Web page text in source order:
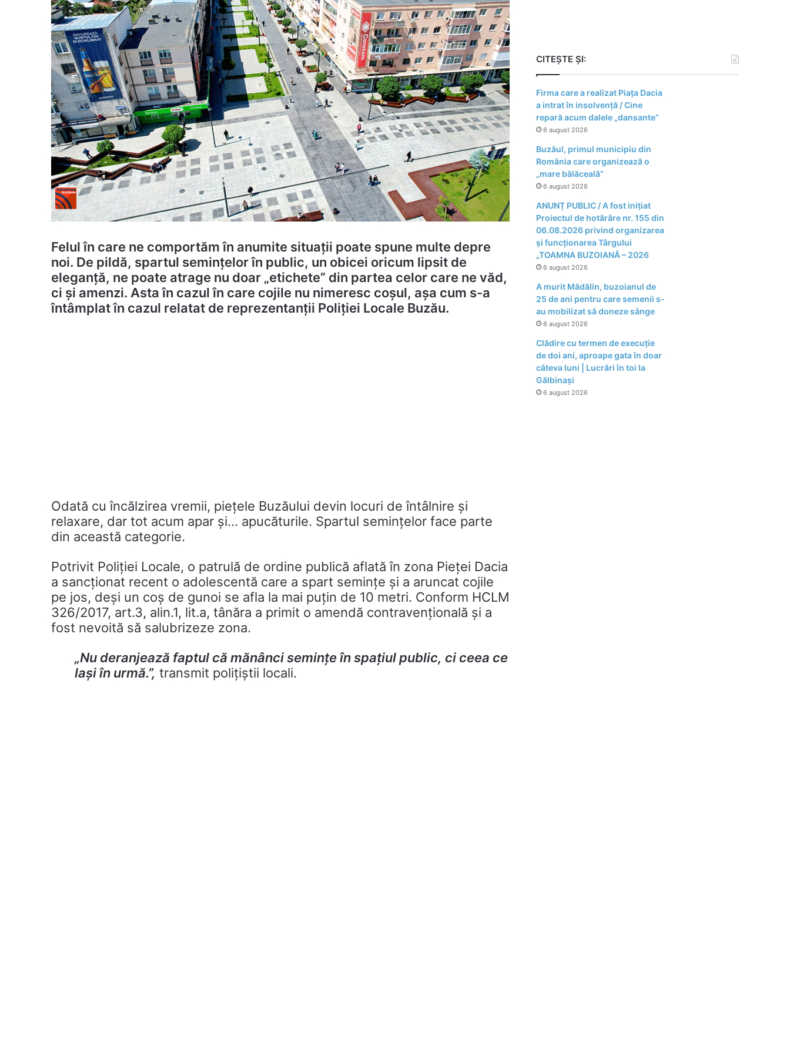
Felul în care ne comportăm în anumite situații poate spune multe depre
noi. De pildă, spartul semințelor în public, un obicei oricum lipsit de
eleganță, ne poate atrage nu doar „etichete” din partea celor care ne văd,
ci și amenzi. Asta în cazul în care cojile nu nimeresc coșul, așa cum s-a
întâmplat în cazul relatat de reprezentanții Poliției Locale Buzău.
Odată cu încălzirea vremii, piețele Buzăului devin locuri de întâlnire și
relaxare, dar tot acum apar și… apucăturile. Spartul semințelor face parte
din această categorie.
Potrivit Poliției Locale, o patrulă de ordine publică aflată în zona Pieței Dacia
a sancționat recent o adolescentă care a spart semințe și a aruncat cojile
pe jos, deși un coș de gunoi se afla la mai puțin de 10 metri. Conform HCLM
326/2017, art.3, alin.1, lit.a, tânăra a primit o amendă contravențională și a
fost nevoită să salubrizeze zona.
„Nu deranjează faptul că mănânci semințe în spațiul public, ci ceea ce
lași în urmă.”, transmit polițiștii locali.
CITEȘTE ȘI:
Firma care a realizat Piața Dacia
a intrat în insolvență / Cine
repară acum dalele „dansante”
6 august 2026
Buzăul, primul municipiu din
România care organizează o
„mare bălăceală”
6 august 2026
ANUNȚ PUBLIC / A fost inițiat
Proiectul de hotărâre nr. 155 din
06.08.2026 privind organizarea
şi funcţionarea Târgului
„TOAMNA BUZOIANĂ – 2026
6 august 2026
A murit Mădălin, buzoianul de
25 de ani pentru care semenii s-
au mobilizat să doneze sânge
6 august 2026
Clădire cu termen de execuție
de doi ani, aproape gata în doar
câteva luni | Lucrări în toi la
Gălbinași
6 august 2026